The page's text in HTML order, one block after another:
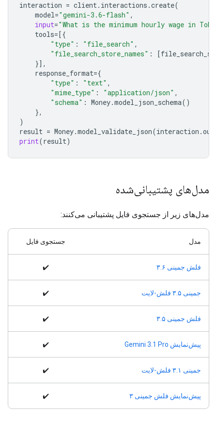
interaction = client. interactions .create(
model="gemini-3.6-flash" ,
input="What is the minimum hourly wage in
tools=[{
"type" : "file_search" ,
"file_search_store_names" : [
}],
response_format={
"type" : "text" ,
"mime_type" : "application/json" ,
"schema" : Money.model_json_schema()
},
)
result = Money.model_validate_json(interaction .
print(result)
مدل‌های پشتیبانی‌شده
مدل‌های زیر از جستجوی فایل پشتیبانی می‌کنند:
مدل جستجوی فایل
فلش جمینی ۳.۶ ✔️
جمینی ۳.۵ فلش-لایت ✔️
فلش جمینی ۳.۵ ✔️
پیش‌نمایش Gemini 3.1 Pro ✔️
جمینی ۳.۱ فلش-لایت ✔️
پیش‌نمایش فلش جمینی ۳ ✔️